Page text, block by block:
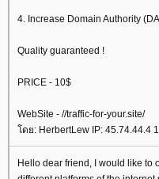
4. Increase Domain Authority
Quality guaranteed !
PRICE - 10$
WebSite - //traffic-for-your.site/
ดย: HerbertLew IP: 45.74.44.4
Hello dear friend, I would like to